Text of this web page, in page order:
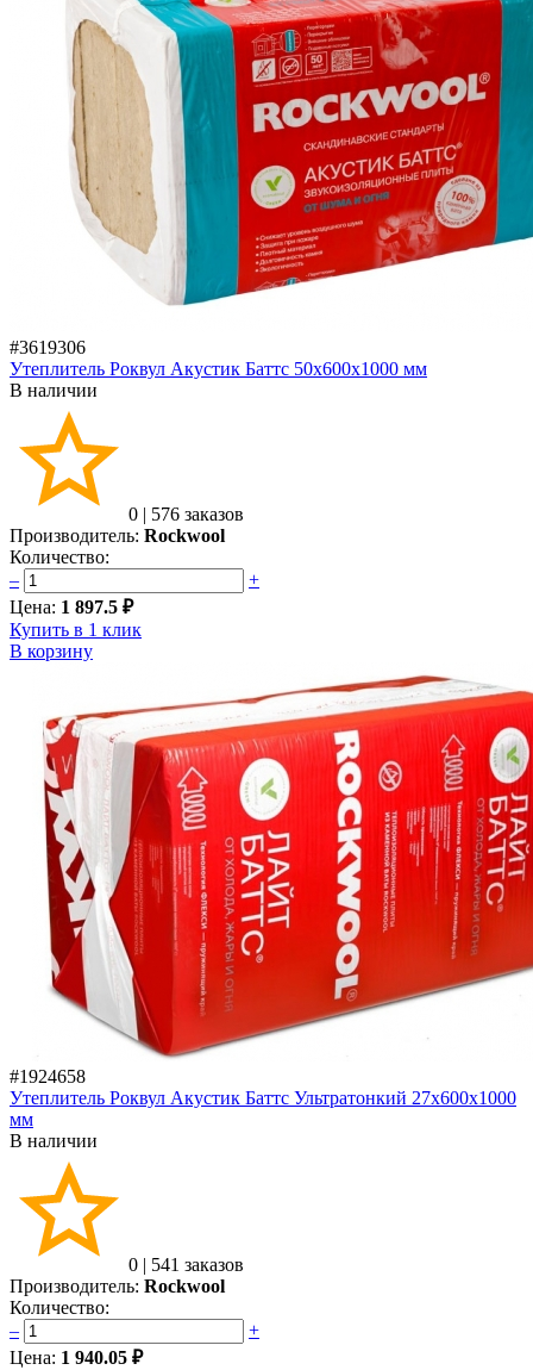
#3619306
Утеплитель Роквул Акустик Баттс 50x600x1000 мм
В наличии
0 | 576 заказов
Производитель: Rockwool
Количество:
–
+
Цена: 1 897.5 ₽
Купить в 1 клик
В корзину
#1924658
Утеплитель Роквул Акустик Баттс Ультратонкий 27x600x1000
мм
В наличии
0 | 541 заказов
Производитель: Rockwool
Количество:
–
+
Цена: 1 940.05 ₽